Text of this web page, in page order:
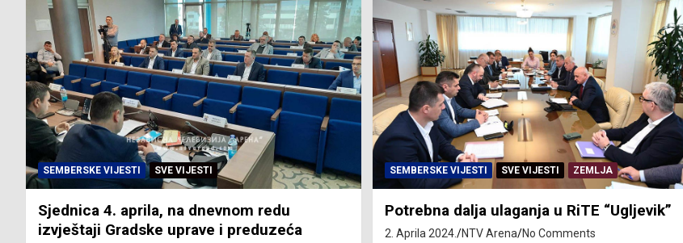
SEMBERSKE VIJESTI SVE VIJESTI
Sjednica 4. aprila, na dnevnom redu
izvještaji Gradske uprave i preduzeća
SEMBERSKE VIJESTI SVE VIJESTI ZEMLJA
Potrebna dalja ulaganja u RiTE “Ugljevik”
2. Aprila 2024. NTV Arena No Comments